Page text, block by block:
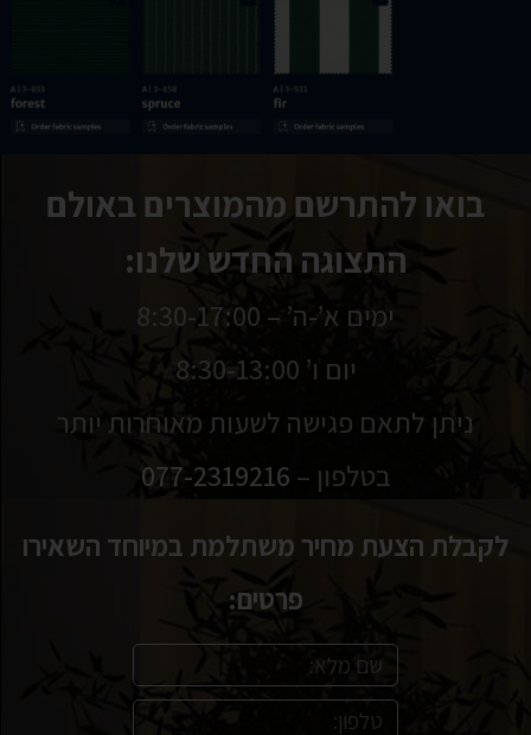
בואו להתרשם מהמוצרים באולם
התצוגה החדש שלנו:
ימים א’-ה’ – 8:30-17:00
יום ו’ 8:30-13:00
ניתן לתאם פגישה לשעות מאוחרות יותר
בטלפון – 077-2319216
לקבלת הצעת מחיר משתלמת במיוחד השאירו
פרטים: